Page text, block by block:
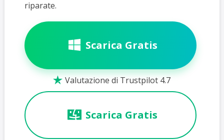
riparate.
Scarica Gratis
 Valutazione di Trustpilot 4.7
Scarica Gratis